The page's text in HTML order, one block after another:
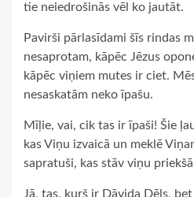
tie neiedrošinās vēl ko jautāt.
Pavirši pārlasīdami šīs rindas
nesaprotam, kāpēc Jēzus
kāpēc viņiem mutes ir ciet.
nesaskatām neko īpašu.
Mīļie, vai, cik tas ir īpaši! Šie
kas Viņu izvaicā un meklē
sapratuši, kas stāv viņu
Jā, tas, kurš ir Dāvida Dēls,